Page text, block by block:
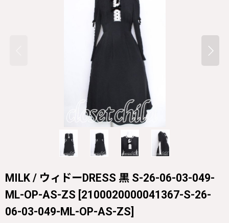
MILK / ウィドーDRESS 黒 S-26-06-03-049-
ML-OP-AS-ZS [2100020000041367-S-26-
06-03-049-ML-OP-AS-ZS]